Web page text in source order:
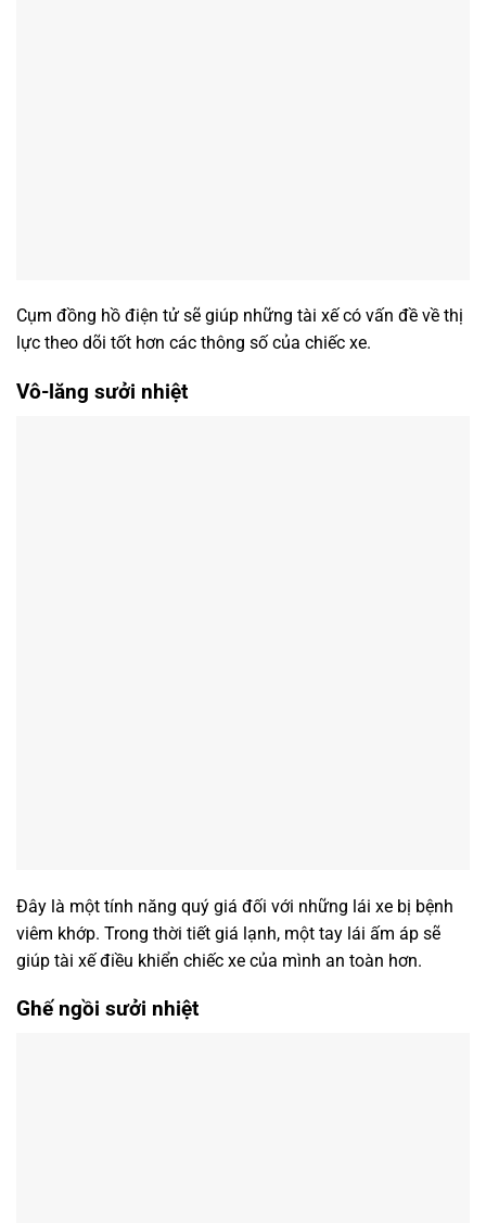
Cụm đồng hồ điện tử sẽ giúp những tài xế có vấn đề về thị
lực theo dõi tốt hơn các thông số của chiếc xe.
Vô-lăng sưởi nhiệt
Đây là một tính năng quý giá đối với những lái xe bị bệnh
viêm khớp. Trong thời tiết giá lạnh, một tay lái ấm áp sẽ
giúp tài xế điều khiển chiếc xe của mình an toàn hơn.
Ghế ngồi sưởi nhiệt